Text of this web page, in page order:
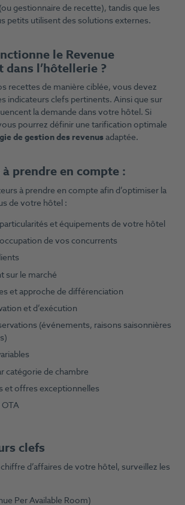
gestionnaire de recette), tandis que les
petits utilisent des solutions externes.
le Revenue
dans l’hôtellerie ?
recettes de manière ciblée, vous devez
indicateurs clefs pertinents. Ainsi que sur
la demande dans votre hôtel. Si
pourrez définir une tarification optimale
de gestion des revenusadaptée.
à prendre en compte :
à prendre en compte afin d’optimiser la
de votre hôtel :
et équipements de votre hôtel
de vos concurrents
sur le marché
et approche de différenciation
et d’exécution
(événements, raisons saisonnières
catégorie de chambre
et offres exceptionnelles
clefs
d’affaires de votre hôtel, surveillez les
Per Available Room)